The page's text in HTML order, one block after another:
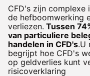
CFD's zijn complexe
de hefboomwerking
verliezen. Tussen
van particuliere
handelen in CFD's.U
begrijpt hoe CFD's
op geldverlies kunt
risicoverklaring